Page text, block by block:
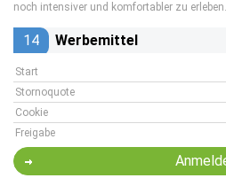
noch intensiver und komfortabler zu erleben.
14 Werbemittel
Start
Stornoquote
Cookie
Freigabe